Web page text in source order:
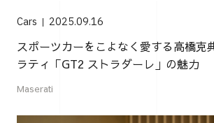
Cars 2025.09.16
スポーツカーをこよなく愛する高橋克
ラティ「GT2 ストラダーレ」の魅力
Maserati